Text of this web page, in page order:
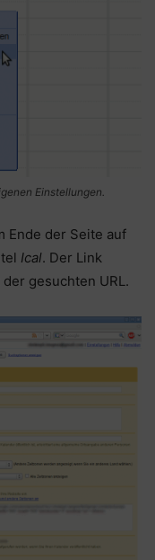
Einstellungen.
Ende der Seite auf
Ical. Der Link
gesuchten URL.